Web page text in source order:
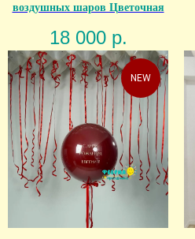
воздушных шаров Цветочная
18 000 р.
NEW